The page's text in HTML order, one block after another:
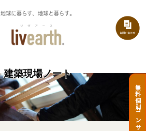
地球に暮らす、地球と暮らす。
建築現場ノート